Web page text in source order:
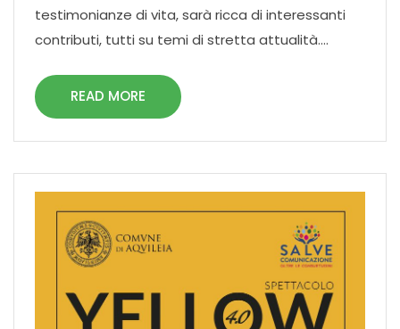
testimonianze di vita, sarà ricca di interessanti
contributi, tutti su temi di stretta attualità....
READ MORE